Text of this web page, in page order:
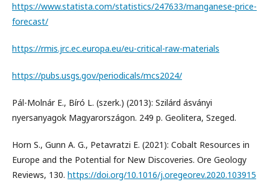
https://www.statista.com/statistics/247633/manganese-price-
forecast/
https://rmis.jrc.ec.europa.eu/eu-critical-raw-materials
https://pubs.usgs.gov/periodicals/mcs2024/
Pál-Molnár E., Bíró L. (szerk.) (2013): Szilárd ásványi
nyersanyagok Magyarországon. 249 p. Geolitera, Szeged.
Horn S., Gunn A. G., Petavratzi E. (2021): Cobalt Resources in
Europe and the Potential for New Discoveries. Ore Geology
Reviews, 130. https://doi.org/10.1016/j.oregeorev.2020.103915